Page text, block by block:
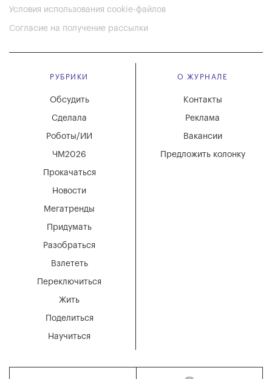
Условия использования cookie-файлов
Согласие на получение рассылки
РУБРИКИ
Мегатренды
Придумать
Разобраться
Взлететь
Новости
Переключиться
Жить
Поделиться
Научиться
Обсудить
Сделала
Роботы/ИИ
ЧМ2026
Прокачаться
О ЖУРНАЛЕ
Вакансии
Реклама
Контакты
Предложить колонку